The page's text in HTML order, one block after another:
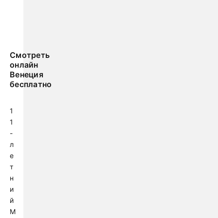
Смотреть
онлайн
Венеция
бесплатно
1
1
-
л
е
т
н
и
й
М